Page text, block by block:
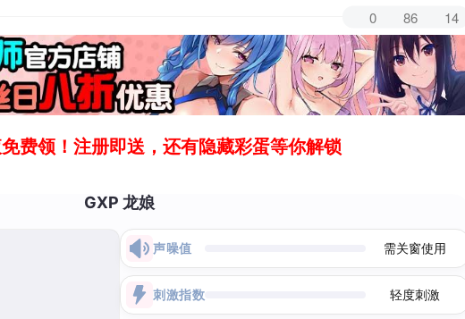
0 86 14
费领！注册即送，还有隐藏彩蛋等你解锁
GXP 龙娘
声噪值 需关窗使用
刺激指数 轻度刺激